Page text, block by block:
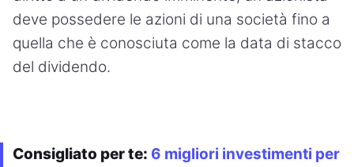
deve possedere le azioni di una società fino a
quella che è conosciuta come la data di stacco
del dividendo.
Consigliato per te: 6 migliori investimenti per